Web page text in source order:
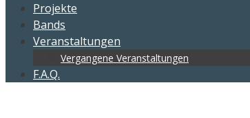
Projekte
Bands
Veranstaltungen
Vergangene Veranstaltungen
F.A.Q.